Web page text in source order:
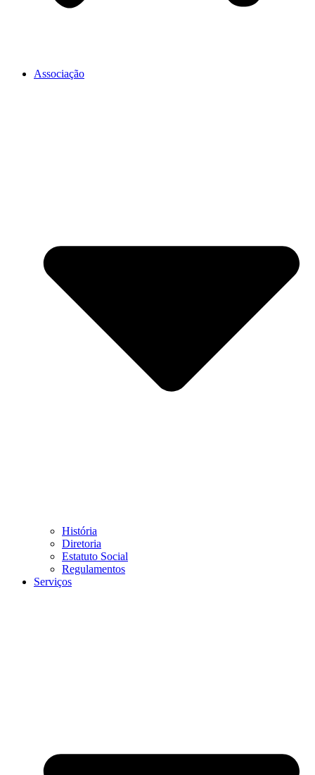
Associação
História
Diretoria
Estatuto Social
Regulamentos
Serviços